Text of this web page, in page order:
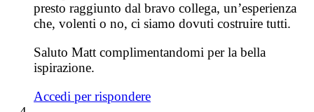
presto raggiunto dal bravo collega, un’esperienza
che, volenti o no, ci siamo dovuti costruire tutti.
Saluto Matt complimentandomi per la bella
ispirazione.
Accedi per rispondere